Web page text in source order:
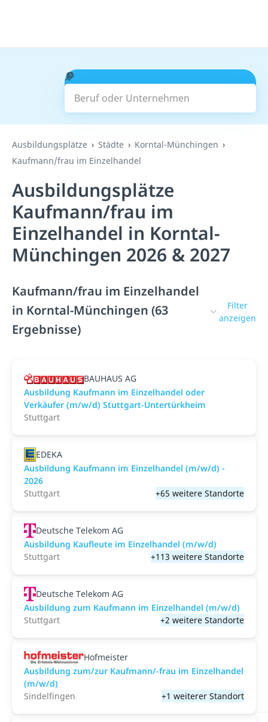
Beruf oder Unternehmen
Suchen
Ausbildungsplätze Städte
Korntal-Münchingen
Kaufmann/frau im Einzelhandel
Ausbildungsplätze
Kaufmann/frau im
Einzelhandel in Korntal-
Münchingen 2026 & 2027
Kaufmann/frau im Einzelhandel
in Korntal-Münchingen (63
Ergebnisse)
Filter
anzeigen
BAUHAUS AG
Ausbildung Kaufmann im Einzelhandel oder
Verkäufer (m/w/d) Stuttgart-Untertürkheim
Stuttgart
EDEKA
Ausbildung Kaufmann im Einzelhandel (m/w/d) -
2026
Stuttgart
+65 weitere Standorte
Deutsche Telekom AG
Ausbildung Kaufleute im Einzelhandel (m/w/d)
Stuttgart
+113 weitere Standorte
Deutsche Telekom AG
Ausbildung zum Kaufmann im Einzelhandel (m/w/d)
Stuttgart
+2 weitere Standorte
Hofmeister
Ausbildung zum/zur Kaufmann/-frau im Einzelhandel
(m/w/d)
Sindelfingen
+1 weiterer Standort